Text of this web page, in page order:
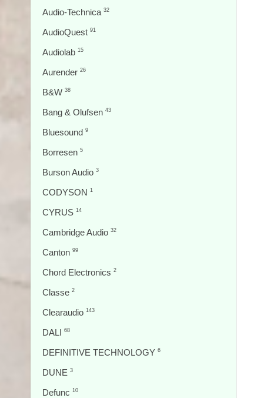
Audio-Technica 32
AudioQuest 91
Audiolab 15
Aurender 26
B&W 38
Bang & Olufsen 43
Bluesound 9
Borresen 5
Burson Audio 3
CODYSON 1
CYRUS 14
Cambridge Audio 32
Canton 99
Chord Electronics 2
Classe 2
Clearaudio 143
DALI 68
DEFINITIVE TECHNOLOGY 6
DUNE 3
Defunc 10